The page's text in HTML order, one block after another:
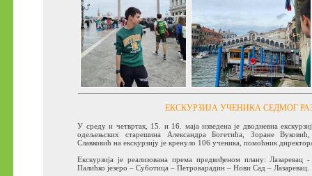
ЕКСКУРЗИЈА УЧЕНИКА СЕДМОГ
У среду и четвртак, 15. и 16. маја изведена је дводневна
одељењских старешина Александра Богетића, Зоране
Славковић на екскурзију је кренуло 106 ученика, помоћник
Екскурзија је реализована према предвиђеном плану:
Палићко језеро – Суботица – Петроварадин – Нови Сад – Лазаревац.